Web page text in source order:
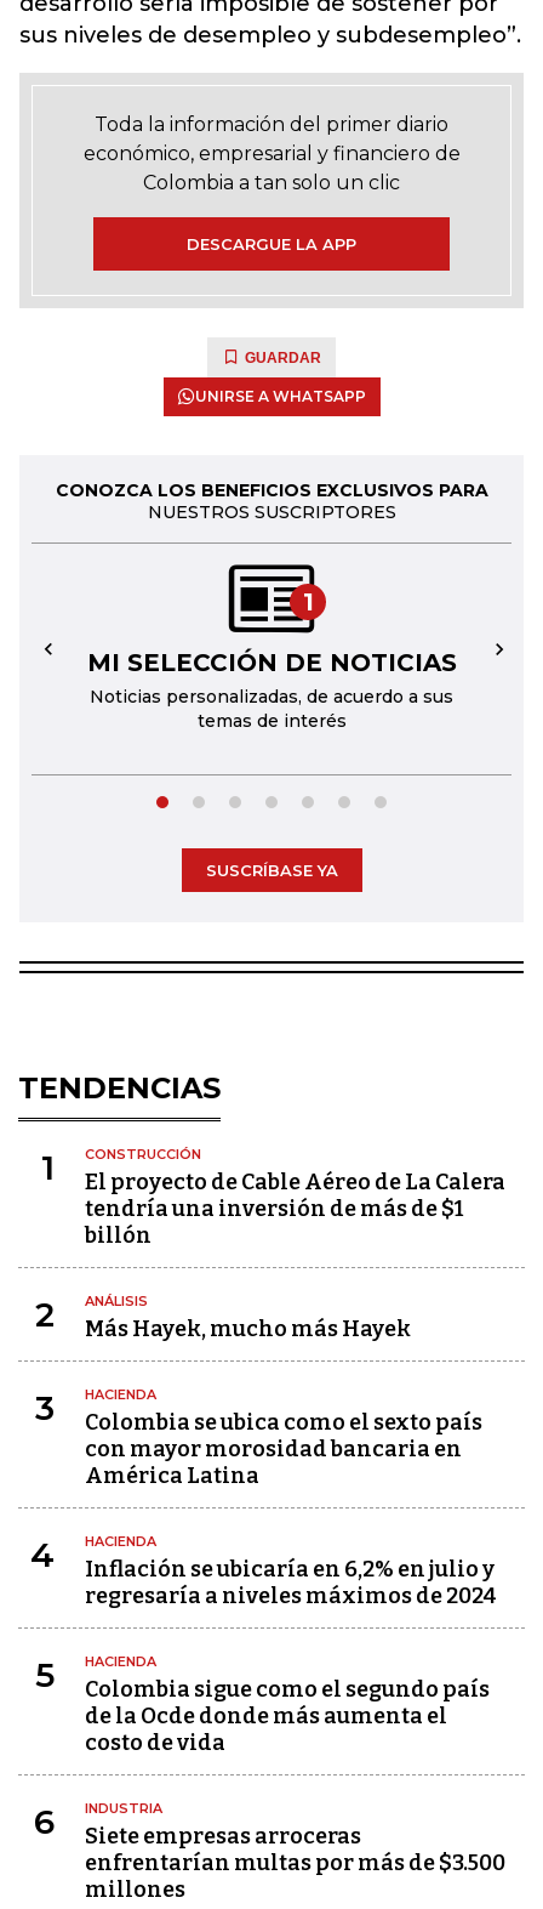
sus niveles de desempleo y subdesempleo”.
Toda la información del primer diario
económico, empresarial y financiero de
Colombia a tan solo un clic
DESCARGUE LA APP
GUARDAR
UNIRSE A WHATSAPP
CONOZCA LOS BENEFICIOS EXCLUSIVOS PARA
NUESTROS SUSCRIPTORES
1
MI SELECCIÓN DE NOTICIAS
Noticias personalizadas, de acuerdo a sus
temas de interés
← →
SUSCRÍBASE YA
TENDENCIAS
1 CONSTRUCCIÓN
El proyecto de Cable Aéreo de La Calera
tendría una inversión de más de $1
billón
2 ANÁLISIS
Más Hayek, mucho más Hayek
3 HACIENDA
Colombia se ubica como el sexto país
con mayor morosidad bancaria en
América Latina
4 HACIENDA
Inflación se ubicaría en 6,2% en julio y
regresaría a niveles máximos de 2024
5 HACIENDA
Colombia sigue como el segundo país
de la Ocde donde más aumenta el
costo de vida
6 INDUSTRIA
Siete empresas arroceras
enfrentarían multas por más de $3.500
millones